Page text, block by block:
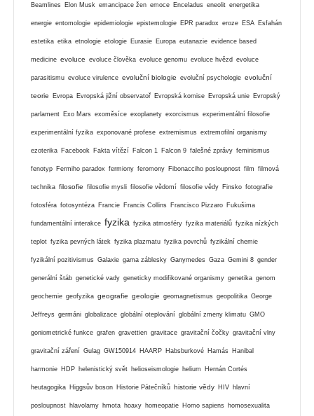
Beamlines Elon Musk emancipace žen emoce Enceladus eneolit energetika
energie entomologie epidemiologie epistemologie EPR paradox eroze ESA Esfahán
estetika etika etnologie etologie Eurasie Europa eutanazie evidence based
medicine evoluce evoluce člověka evoluce genomu evoluce hvězd evoluce
parasitismu evoluce virulence evoluční biologie evoluční psychologie evoluční
teorie Evropa Evropská jižní observatoř Evropská komise Evropská unie Evropský
parlament Exo Mars exoměsíce exoplanety exorcismus experimentální filosofie
experimentální fyzika exponované profese extremismus extremofilní organismy
ezoterika Facebook Fakta vítězí Falcon 1 Falcon 9 falešné zprávy feminismus
fenotyp Fermiho paradox fermiony feromony Fibonacciho posloupnost film filmová
technika filosofie filosofie mysli filosofie vědomí filosofie vědy Finsko fotografie
fotosféra fotosyntéza Francie Francis Collins Francisco Pizzaro Fukušima
fundamentální interakce fyzika fyzika atmosféry fyzika materiálů fyzika nízkých
teplot fyzika pevných látek fyzika plazmatu fyzika povrchů fyzikální chemie
fyzikální pozitivismus Galaxie gama záblesky Ganymedes Gaza Gemini 8 gender
generální štáb genetické vady geneticky modifikované organismy genetika genom
geochemie geofyzika geografie geologie geomagnetismus geopolitika George
Jeffreys germáni globalizace globální oteplování globální zmeny klimatu GMO
goniometrické funkce grafen gravettien gravitace gravitační čočky gravitační vlny
gravitační záření Gulag GW150914 HAARP Habsburkové Hamás Hanibal
harmonie HDP helenistický svět helioseismologie helium Hernán Cortés
heutagogika Higgsův boson Historie Pátečníků historie vědy HIV hlavní
posloupnost hlavolamy hmota hoaxy homeopatie Homo sapiens homosexualita